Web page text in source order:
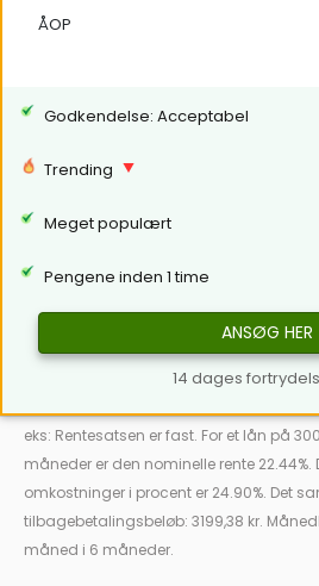
ÅOP
Godkendelse: Acceptabel
Trending
Meget populært
Pengene inden 1 time
ANSØG HER
14 dages
eks: Rentesatsen er fast. For et lån på
måneder er den nominelle rente 22.44%.
omkostninger i procent er 24.90%. Det
tilbagebetalingsbeløb: 3199,38 kr.
måned i 6 måneder.